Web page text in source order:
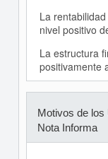
La
nivel positivo
La estructura
positivamente
Motivos de los
Nota Informa